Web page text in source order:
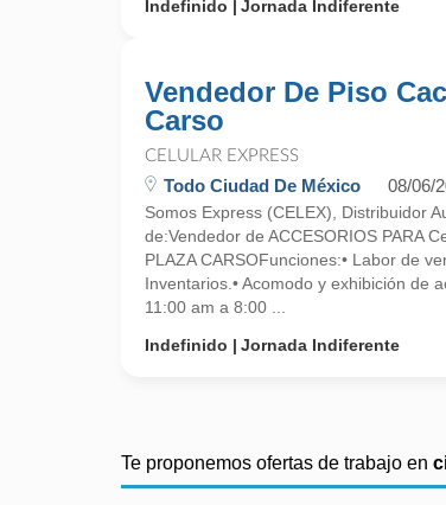
Indefinido
Jornada Indiferente
Vendedor De Piso
Carso
CELULAR EXPRESS
Todo Ciudad De México 08/06/
Somos Express (CELEX), Distribuidor
de:Vendedor de ACCESORIOS PARA
PLAZA CARSOFunciones:• Labor de
Inventarios.• Acomodo y exhibición de
11:00 am a 8:00 ...
Indefinido
Jornada Indiferente
Te proponemos ofertas de trabajo en